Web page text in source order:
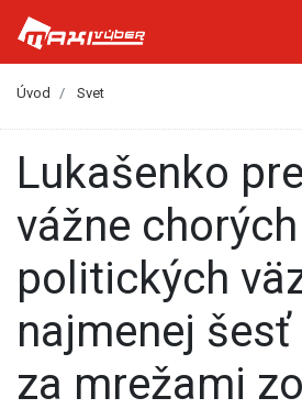
Úvod Svet
Lukašenko prepustí
vážne chorých
politických
najmenej
za mrežami